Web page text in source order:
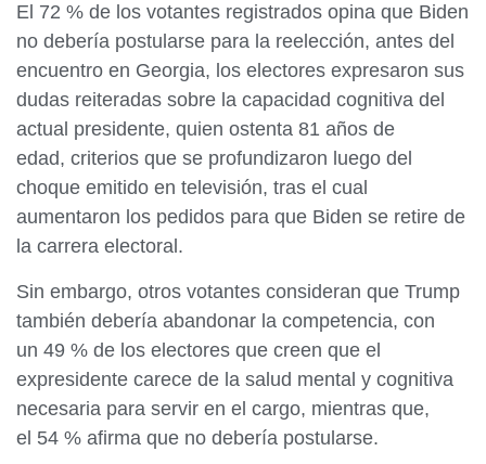
El 72 % de los votantes registrados opina que Biden
no debería postularse para la reelección, antes del
encuentro en Georgia, los electores expresaron sus
dudas reiteradas sobre la capacidad cognitiva del
actual presidente, quien ostenta 81 años de
edad, criterios que se profundizaron luego del
choque emitido en televisión, tras el cual
aumentaron los pedidos para que Biden se retire de
la carrera electoral.
Sin embargo, otros votantes consideran que Trump
también debería abandonar la competencia, con
un 49 % de los electores que creen que el
expresidente carece de la salud mental y cognitiva
necesaria para servir en el cargo, mientras que,
el 54 % afirma que no debería postularse.